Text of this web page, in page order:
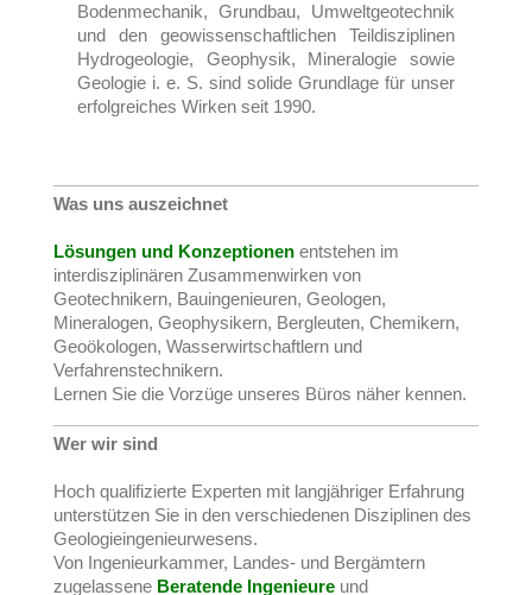
Bodenmechanik, Grundbau, Umweltgeotechnik
und den geowissenschaftlichen Teildisziplinen
Hydrogeologie, Geophysik, Mineralogie sowie
Geologie i. e. S. sind solide Grundlage für unser
erfolgreiches Wirken seit 1990.
Was uns auszeichnet
Lösungen und Konzeptionen entstehen im
interdisziplinären Zusammenwirken von
Geotechnikern, Bauingenieuren, Geologen,
Mineralogen, Geophysikern, Bergleuten, Chemikern,
Geoökologen, Wasserwirtschaftlern und
Verfahrenstechnikern.
Lernen Sie die Vorzüge unseres Büros näher kennen.
Wer wir sind
Hoch qualifizierte Experten mit langjähriger Erfahrung
unterstützen Sie in den verschiedenen Disziplinen des
Geologieingenieurwesens.
Von Ingenieurkammer, Landes- und Bergämtern
zugelassene Beratende Ingenieure und